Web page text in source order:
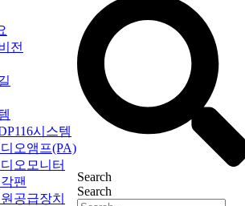
전
시스템
오앰프(PA)
오모니터
팬
공급장치
Search
Search